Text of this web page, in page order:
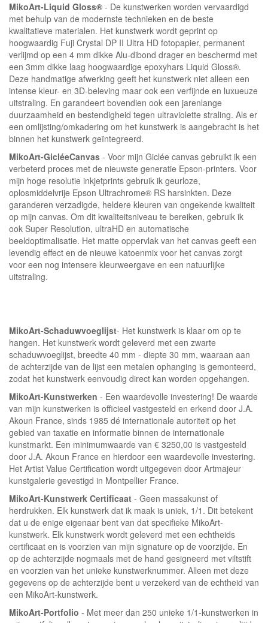
MikoArt-Liquid Gloss® - De kunstwerken worden vervaardigd
met behulp van de modernste technieken en de beste
kwalitatieve materialen. Het kunstwerk wordt geprint op
hoogwaardig Fuji Crystal DP II Ultra HD fotopapier, permanent
verlijmd op een 4 mm dikke Alu-dibond drager en beschermd met
een 3mm dikke laag hoogwaardige epoxyhars Liquid Gloss®.
Deze handmatige afwerking geeft het kunstwerk niet alleen een
intense kleur- en 3D-beleving maar ook een verfijnde en luxueuze
uitstraling. En garandeert bovendien ook een jarenlange
duurzaamheid en bestendigheid tegen ultraviolette straling. Als er
een omlijsting/omkadering om het kunstwerk is aangebracht is het
binnen het kunstwerk geïntegreerd.
MikoArt-GicléeCanvas - Voor mijn Giclée canvas gebruikt ik een
verbeterd proces met de nieuwste generatie Epson-printers. Voor
mijn hoge resolutie inkjetprints gebruik ik geurloze,
oplosmiddelvrije Epson Ultrachrome® RS harsinkten. Deze
garanderen verzadigde, heldere kleuren van ongekende kwaliteit
op mijn canvas. Om dit kwaliteitsniveau te bereiken, gebruik ik
ook Super Resolution, ultraHD en automatische
beeldoptimalisatie. Het matte oppervlak van het canvas geeft een
levendig effect en de nieuwe katoenmix voor het canvas zorgt
voor een nog intensere kleurweergave en een natuurlijke
uitstraling.
MikoArt-Schaduwvoeglijst- Het kunstwerk is klaar om op te
hangen. Het kunstwerk wordt geleverd met een zwarte
schaduwvoeglijst, breedte 40 mm - diepte 30 mm, waaraan aan
de achterzijde van de lijst een metalen ophanging is gemonteerd,
zodat het kunstwerk eenvoudig direct kan worden opgehangen.
MikoArt-Kunstwerken - Een waardevolle investering! De waarde
van mijn kunstwerken is officieel vastgesteld en erkend door J.A.
Akoun France, sinds 1985 dé internationale autoriteit op het
gebied van taxatie en informatie binnen de internationale
kunstmarkt. Een minimumwaarde van € 3250,00 is vastgesteld
door J.A. Akoun France en hierdoor een waardevolle investering.
Het Artist Value Certification wordt uitgegeven door Artmajeur
kunstgalerie gevestigd in Montpellier France.
MikoArt-Kunstwerk Certificaat - Geen massakunst of
herdrukken. Elk kunstwerk dat ik maak is uniek, 1/1. Dit betekent
dat u de enige eigenaar bent van dat specifieke MikoArt-
kunstwerk. Elk kunstwerk wordt geleverd met een echtheids
certificaat en is voorzien van mijn signature op de voorzijde. En
op de achterzijde nogmaals met de hand gesigneerd met viltstift
en voorzien van het unieke kunstwerknummer. Alleen met deze
gegevens op de achterzijde bent u verzekerd van de echtheid van
een MikoArt-kunstwerk.
MikoArt-Portfolio - Met meer dan 250 unieke 1/1-kunstwerken in